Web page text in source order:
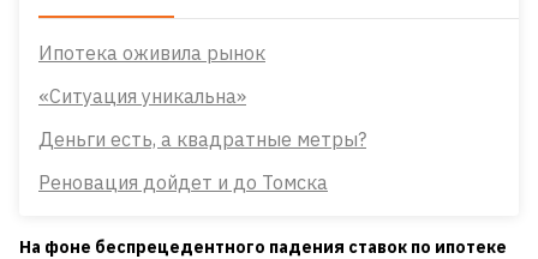
Ипотека оживила рынок
«Ситуация уникальна»
Деньги есть, а квадратные метры?
Реновация дойдет и до Томска
На фоне беспрецедентного падения ставок по ипотеке